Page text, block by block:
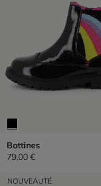
Bottines
79,00 €
NOUVEAUTÉ